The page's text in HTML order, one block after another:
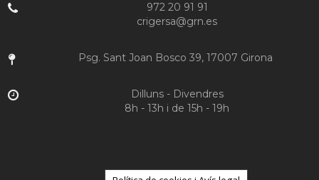
972 20 91 91
crigersa@grn.es
Psg. Sant Joan Bosco 39, 17007 Girona
Dilluns - Divendres
8h - 13h i de 15h - 19h